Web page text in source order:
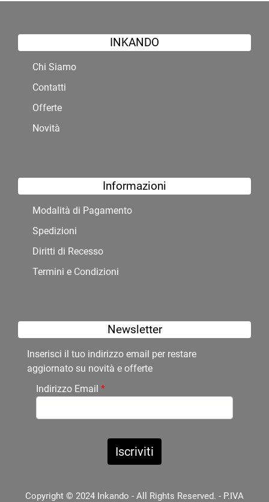
INKANDO
Chi Siamo
Contatti
Offerte
Novità
Informazioni
Modalità di Pagamento
Spedizioni
Diritti di Recesso
Termini e Condizioni
Newsletter
Inserisci il tuo indirizzo email per restare
aggiornato su novità e offerte
Indirizzo Email *
Copyright © 2024 Inkando - All Rights Reserved. - P.IVA